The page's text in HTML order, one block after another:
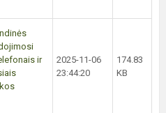
ir
2025-11-06
23:44:20
174.83
KB